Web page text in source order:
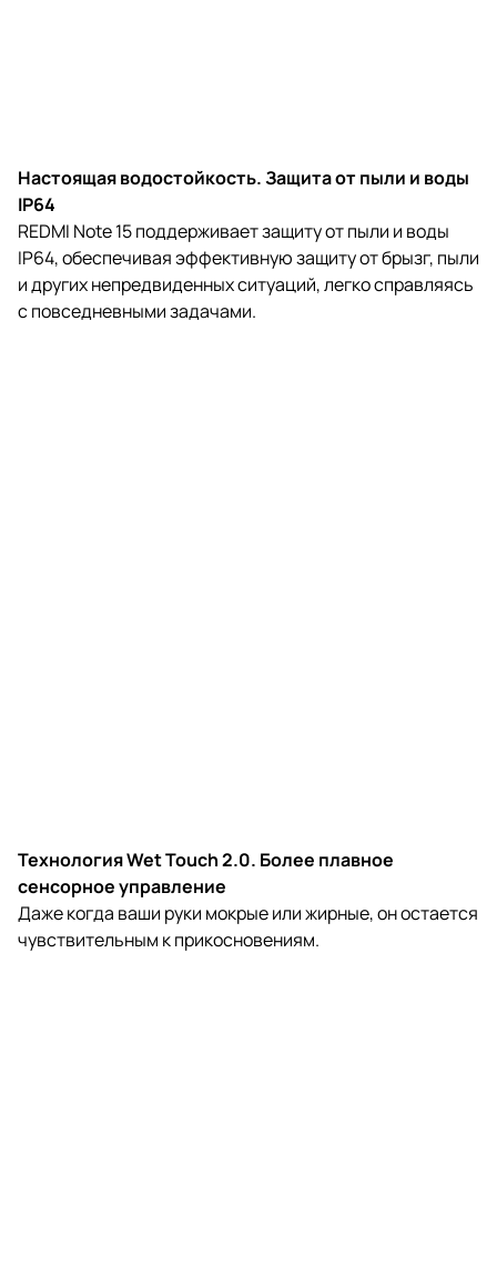
Настоящая водостойкость. Защита от пыли и воды
IP64
REDMI Note 15 поддерживает защиту от пыли и воды
IP64, обеспечивая эффективную защиту от брызг, пыли
и других непредвиденных ситуаций, легко справляясь
с повседневными задачами.
Технология Wet Touch 2.0. Более плавное
сенсорное управление
Даже когда ваши руки мокрые или жирные, он остается
чувствительным к прикосновениям.